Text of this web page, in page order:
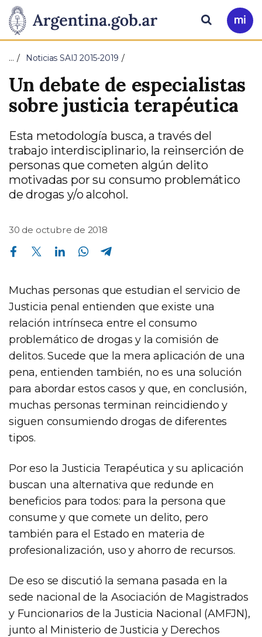
Presidencia
de
la
Nación
Pasar al contenido principal
Ir
a
Buscar
… Noticias SAIJ 2015-2019
Un debate de especialistas
sobre justicia terapéutica
Esta metodología busca, a través del
trabajo interdisciplinario, la reinserción de
personas que cometen algún delito
motivadas por su consumo problemático
de drogas y/o alcohol.
30 de octubre de 2018
Compartir en Facebook Compartir en Twitter Compartir en Linkedin Compartir en Whatsapp
Muchas personas que estudian el servicio de
Justicia penal entienden que existe una
relación intrínseca entre el consumo
problemático de drogas y la comisión de
delitos. Sucede que la mera aplicación de una
pena, entienden también, no es una solución
para abordar estos casos y que, en conclusión,
muchas personas terminan reincidiendo y
siguen consumiendo drogas de diferentes
tipos.
Por eso la Justicia Terapéutica y su aplicación
buscan una alternativa que redunde en
beneficios para todos: para la persona que
consume y que comete un delito, pero
también para el Estado en materia de
profesionalización, uso y ahorro de recursos.
De eso se discutió la semana pasada en la
sede nacional de la Asociación de Magistrados
y Funcionarios de la Justicia Nacional (AMFJN),
junto al Ministerio de Justicia y Derechos